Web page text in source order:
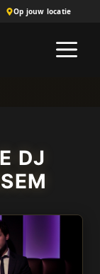
Op jouw locatie
DJ